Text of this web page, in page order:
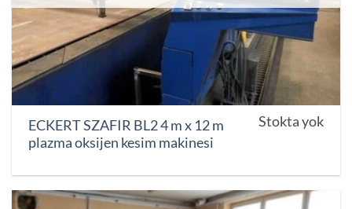
ECKERT SZAFIR BL2 4 m x 12 m
plazma oksijen kesim makinesi
Stokta yok